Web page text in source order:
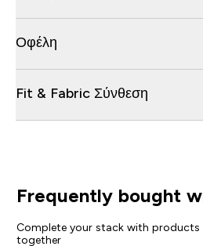
Οφέλη
Fit & Fabric Σύνθεση
Frequently bought
Complete your stack with
together